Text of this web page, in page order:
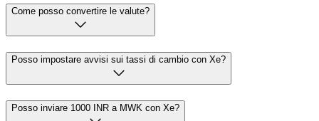
Come posso convertire le valute?
Posso impostare avvisi sui tassi di cambio con Xe?
Posso inviare 1000 INR a MWK con Xe?